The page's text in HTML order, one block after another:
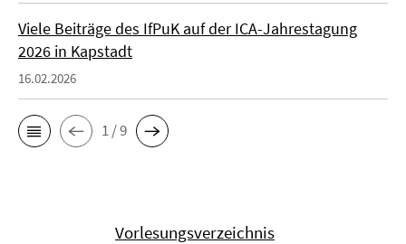
Viele Beiträge des IfPuK auf der ICA-Jahrestagung
2026 in Kapstadt
16.02.2026
1 / 9
Vorlesungsverzeichnis